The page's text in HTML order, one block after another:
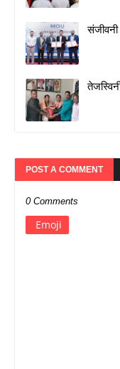
संजीवनी
POST A COMMENT
0 Comments
Emoji